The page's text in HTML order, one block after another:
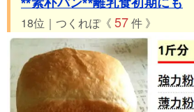
18位｜つくれぽ《 57件 》